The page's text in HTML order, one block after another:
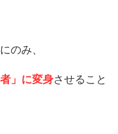
のみ、
」に変身させること